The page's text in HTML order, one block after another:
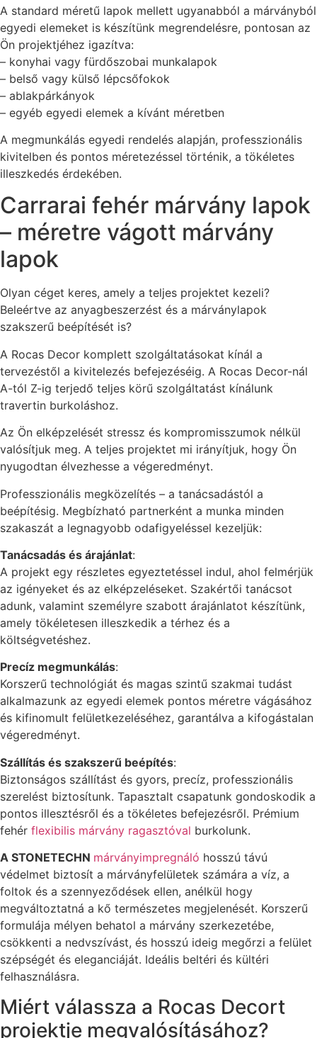
A standard méretű lapok mellett ugyanabból a márványból
egyedi elemeket is készítünk megrendelésre, pontosan az
Ön projektjéhez igazítva:
– konyhai vagy fürdőszobai munkalapok
– belső vagy külső lépcsőfokok
– ablakpárkányok
– egyéb egyedi elemek a kívánt méretben
A megmunkálás egyedi rendelés alapján, professzionális
kivitelben és pontos méretezéssel történik, a tökéletes
illeszkedés érdekében.
Carrarai fehér márvány lapok
– méretre vágott márvány
lapok
Olyan céget keres, amely a teljes projektet kezeli?
Beleértve az anyagbeszerzést és a márványlapok
szakszerű beépítését is?
A Rocas Decor komplett szolgáltatásokat kínál a
tervezéstől a kivitelezés befejezéséig. A Rocas Decor-nál
A-tól Z-ig terjedő teljes körű szolgáltatást kínálunk
travertin burkoláshoz.
Az Ön elképzelését stressz és kompromisszumok nélkül
valósítjuk meg. A teljes projektet mi irányítjuk, hogy Ön
nyugodtan élvezhesse a végeredményt.
Professzionális megközelítés – a tanácsadástól a
beépítésig. Megbízható partnerként a munka minden
szakaszát a legnagyobb odafigyeléssel kezeljük:
Tanácsadás és árajánlat:
A projekt egy részletes egyeztetéssel indul, ahol felmérjük
az igényeket és az elképzeléseket. Szakértői tanácsot
adunk, valamint személyre szabott árajánlatot készítünk,
amely tökéletesen illeszkedik a térhez és a
költségvetéshez.
Precíz megmunkálás:
Korszerű technológiát és magas szintű szakmai tudást
alkalmazunk az egyedi elemek pontos méretre vágásához
és kifinomult felületkezeléséhez, garantálva a kifogástalan
végeredményt.
Szállítás és szakszerű beépítés:
Biztonságos szállítást és gyors, precíz, professzionális
szerelést biztosítunk. Tapasztalt csapatunk gondoskodik a
pontos illesztésről és a tökéletes befejezésről. Prémium
fehér flexibilis márvány ragasztóval burkolunk.
A STONETECHN márványimpregnáló hosszú távú
védelmet biztosít a márványfelületek számára a víz, a
foltok és a szennyeződések ellen, anélkül hogy
megváltoztatná a kő természetes megjelenését. Korszerű
formulája mélyen behatol a márvány szerkezetébe,
csökkenti a nedvszívást, és hosszú ideig megőrzi a felület
szépségét és eleganciáját. Ideális beltéri és kültéri
felhasználásra.
Miért válassza a Rocas Decort
projektje megvalósításához?